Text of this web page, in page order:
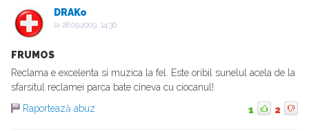
DRAKo
la 28.09.2009, 14:36
FRUMOS
Reclama e excelenta si muzica la fel. Este oribil sunelul acela de la
sfarsitul reclamei parca bate cineva cu ciocanul!
Raportează abuz
1 2